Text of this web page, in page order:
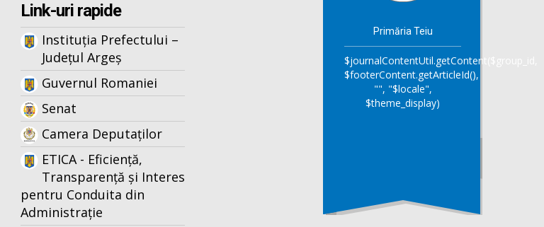
Link-uri rapide
Instituția Prefectului –
Județul Argeș
Guvernul Romaniei
Senat
Camera Deputaților
ETICA - Eficiență,
Transparență și Interes
pentru Conduita din
Administrație
Primăria Teiu
$journalContentUtil.getContent($group_id,
$footerContent.getArticleId(),
"", "$locale",
$theme_display)